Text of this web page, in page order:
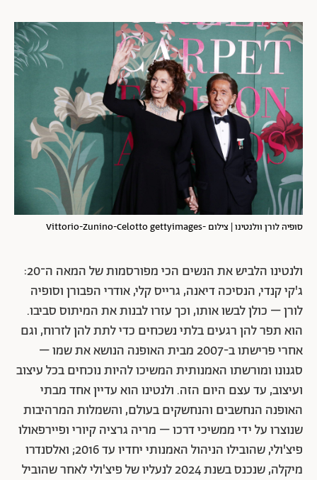
סופיה לורן וולנטינו | צילום -Vittorio-Zunino-Celotto gettyimages
ולנטינו הלביש את הנשים הכי מפורסמות של המאה ה־20:
ג'קי קנדי, הנסיכה דיאנה, גרייס קלי, אודרי הפבורן וסופיה
לורן – כולן לבשו אותו, וכך עזרו לבנות את המיתוס סביבו.
הוא תפר להן רגעים בלתי נשכחים כדי לתת להן לזרוח, וגם
אחרי פרישתו ב-2007 מבית האופנה הנושא את שמו –
סגנונו ומורשתו האמנותית המשיכו להיות נוכחים בכל עיצוב
ועיצוב, עד עצם היום הזה. ולנטינו הוא עדיין אחד מבתי
האופנה הנחשבים והנחשקים בעולם, והשמלות המרהיבות
שנוצרו על ידי ממשיכי דרכו – מריה גרציה קיורי ופיירפאולו
פיצ'ולי, שהובילו הניהול האמנותי יחדיו עד 2016; ואלסנדרו
מיקלה, שנכנס בשנת 2024 לנעליו של פיצ'ולי לאחר שהוביל